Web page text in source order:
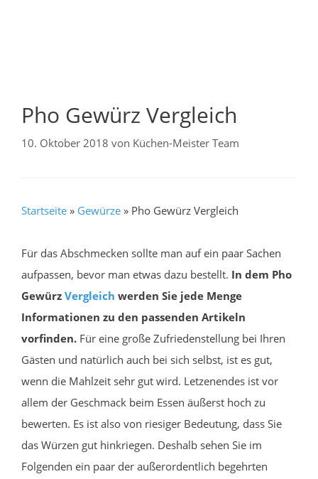
Pho Gewürz Vergleich
10. Oktober 2018 von Küchen-Meister Team
Startseite » Gewürze » Pho Gewürz Vergleich
Für das Abschmecken sollte man auf ein paar Sachen
aufpassen, bevor man etwas dazu bestellt. In dem Pho
Gewürz Vergleich werden Sie jede Menge
Informationen zu den passenden Artikeln
vorfinden. Für eine große Zufriedenstellung bei Ihren
Gästen und natürlich auch bei sich selbst, ist es gut,
wenn die Mahlzeit sehr gut wird. Letzenendes ist vor
allem der Geschmack beim Essen äußerst hoch zu
bewerten. Es ist also von riesiger Bedeutung, dass Sie
das Würzen gut hinkriegen. Deshalb sehen Sie im
Folgenden ein paar der außerordentlich begehrten